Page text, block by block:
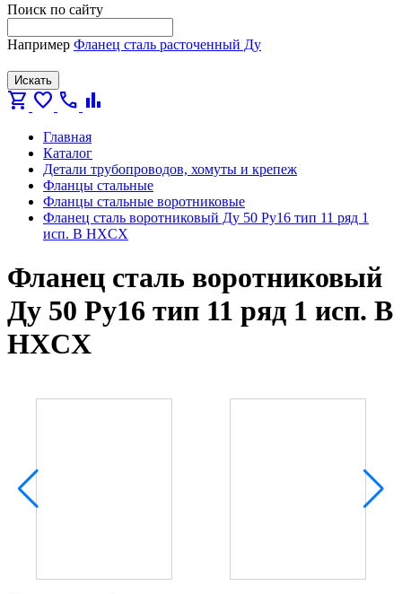
Поиск по сайту
Например Фланец сталь расточенный Ду
Искать
shopping_cart favorite call bar_chart
Главная
Каталог
Детали трубопроводов, хомуты и крепеж
Фланцы стальные
Фланцы стальные воротниковые
Фланец сталь воротниковый Ду 50 Ру16 тип 11 ряд 1
исп. B HXCX
Фланец сталь воротниковый
Ду 50 Ру16 тип 11 ряд 1 исп. B
HXCX